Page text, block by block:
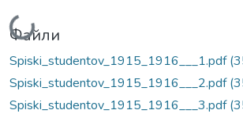
Вантажиться...
Файли
Spiski_studentov_1915_1916___1.pdf
Spiski_studentov_1915_1916___2.pdf
Spiski_studentov_1915_1916___3.pdf